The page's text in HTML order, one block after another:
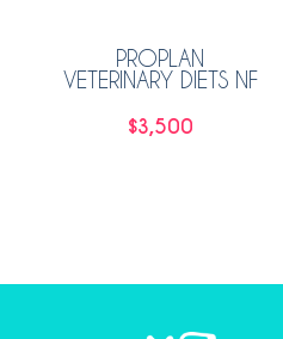
PROPLAN
VETERINARY DIETS NF
CUIDADO RENAL
GATO 156GR
$3,500